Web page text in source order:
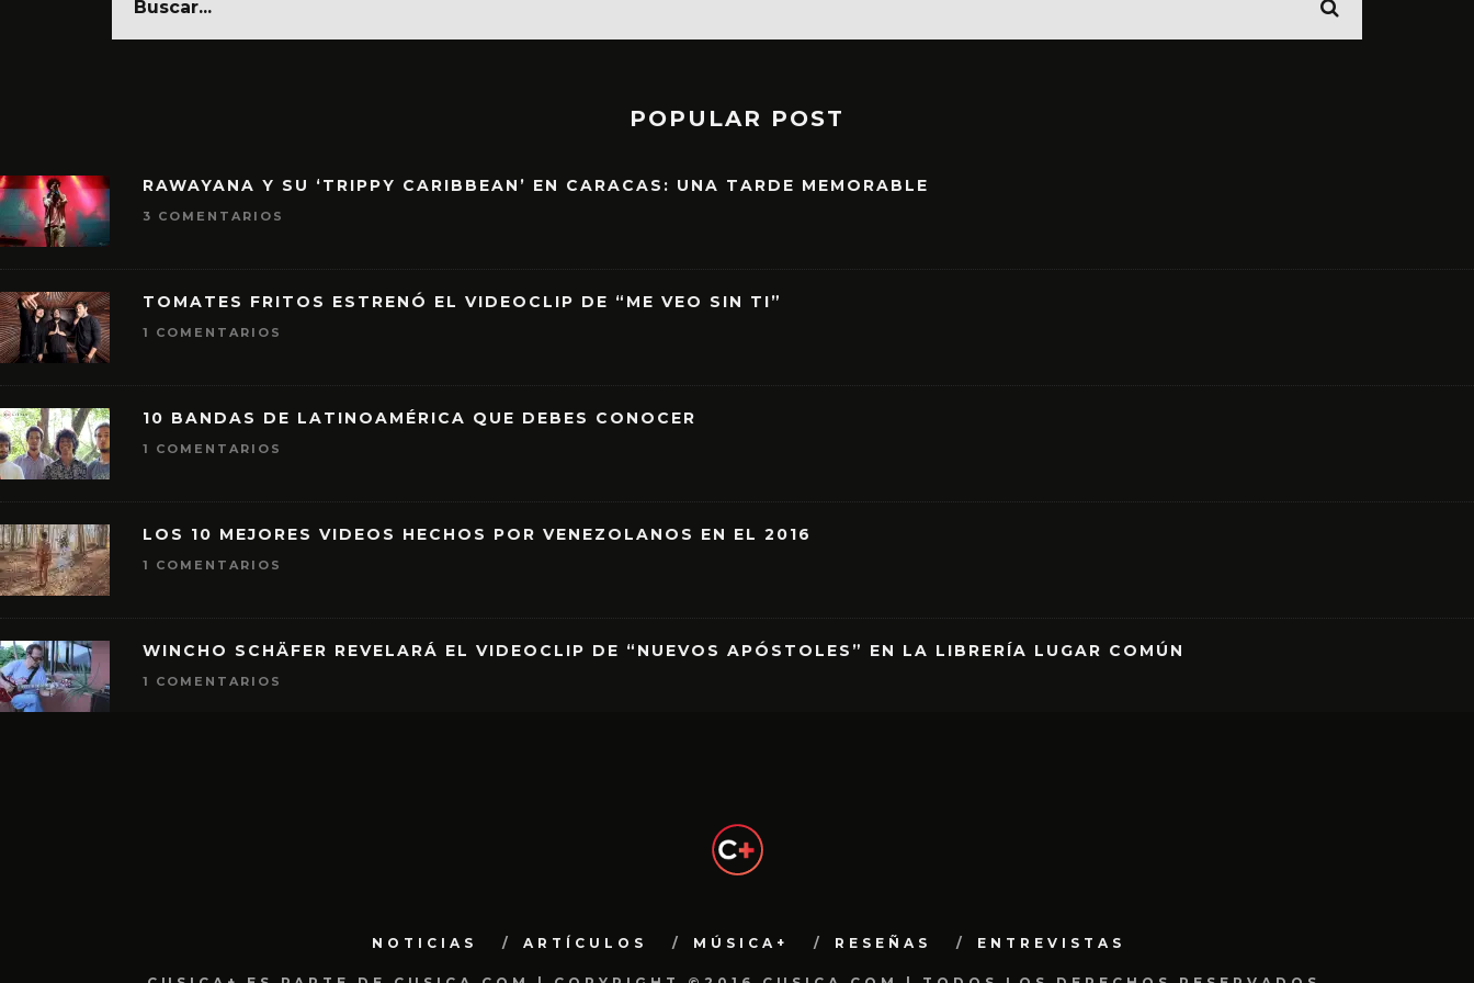
POPULAR POST
RAWAYANA Y SU ‘TRIPPY CARIBBEAN’ EN CARACAS: UNA TARDE MEMORABLE
3 COMENTARIOS
TOMATES FRITOS ESTRENÓ EL VIDEOCLIP DE “ME VEO SIN TI”
1 COMENTARIOS
10 BANDAS DE LATINOAMÉRICA QUE DEBES CONOCER
1 COMENTARIOS
LOS 10 MEJORES VIDEOS HECHOS POR VENEZOLANOS EN EL 2016
1 COMENTARIOS
WINCHO SCHÄFER REVELARÁ EL VIDEOCLIP DE “NUEVOS APÓSTOLES” EN LA LIBRERÍA LUGAR COMÚN
1 COMENTARIOS
NOTICIAS ARTÍCULOS MÚSICA+ RESEÑAS ENTREVISTAS